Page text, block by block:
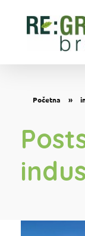
Početna »